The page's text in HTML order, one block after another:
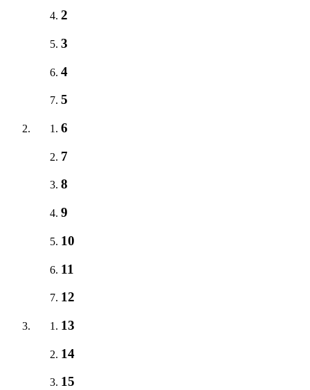
2
3
4
5
6
7
8
9
10
11
12
13
14
15